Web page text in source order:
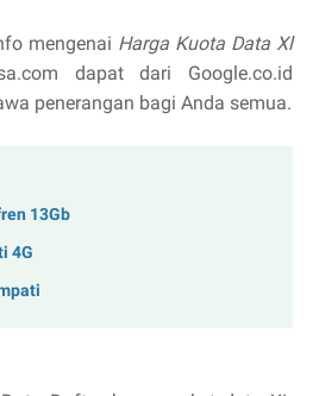
mengenai Harga Kuota Data Xl
dapat dari Google.co.id
penerangan bagi Anda semua.
13Gb
4G